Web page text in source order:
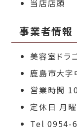
当店店頭
事業者情報
美容室ドラ
鹿島市大
営業時間
定休日 月
Tel 0954-